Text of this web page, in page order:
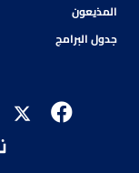
المذيعون
جدول البرامج